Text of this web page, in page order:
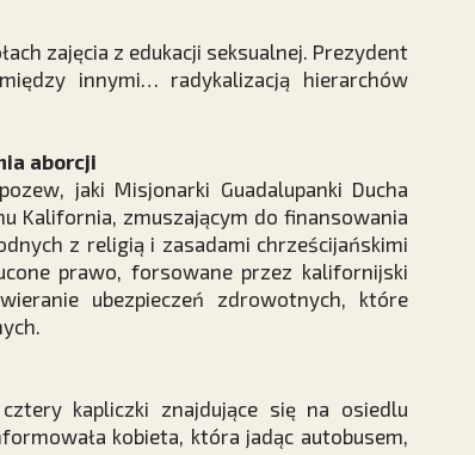
zajęcia z edukacji seksualnej. Prezydent
innymi… radykalizacją hierarchów
aborcji
jaki Misjonarki Guadalupanki Ducha
Kalifornia, zmuszającym do finansowania
z religią i zasadami chrześcijańskimi
prawo, forsowane przez kalifornijski
ubezpieczeń zdrowotnych, które
kapliczki znajdujące się na osiedlu
kobieta, która jadąc autobusem,